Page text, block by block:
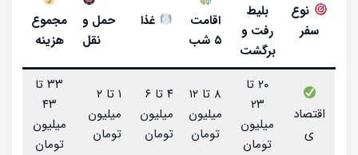
نوع
سفر
بلیط
رفت و
برگشت
اقامت
۵ شب
غذا
حمل و
نقل
مجموع
هزینه
اقتصاد
ی
۲۰ تا
۲۳
میلیون
تومان
۸ تا ۱۲
میلیون
تومان
۴ تا ۶
میلیون
تومان
۱ تا ۲
میلیون
تومان
۳۳ تا
۴۳
میلیون
تومان